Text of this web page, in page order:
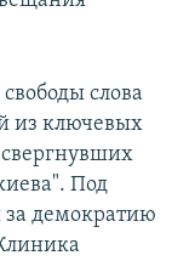
слова
из ключевых
Под
демократию